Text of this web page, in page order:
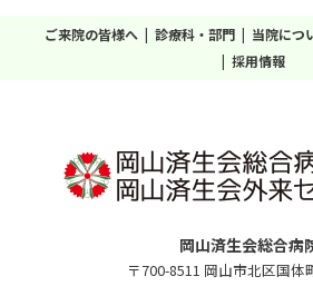
ご来院の皆様へ 診療科・部門 当院につ
採用情報
岡山済生会総合病
〒700-8511 岡山市北区国体